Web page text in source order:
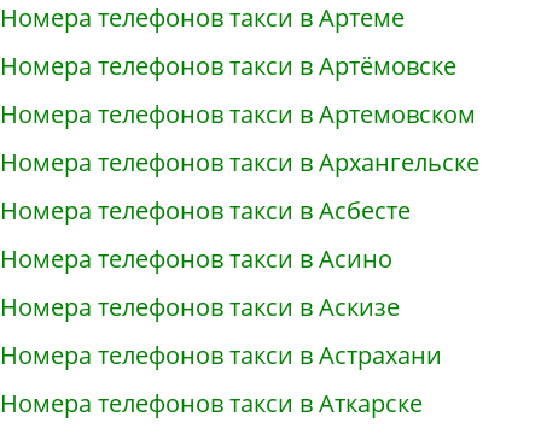
Номера телефонов такси в Артеме
Номера телефонов такси в Артёмовске
Номера телефонов такси в Артемовском
Номера телефонов такси в Архангельске
Номера телефонов такси в Асбесте
Номера телефонов такси в Асино
Номера телефонов такси в Аскизе
Номера телефонов такси в Астрахани
Номера телефонов такси в Аткарске